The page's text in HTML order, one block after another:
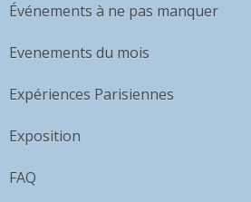
Événements à ne pas manquer
Evenements du mois
Expériences Parisiennes
Exposition
FAQ